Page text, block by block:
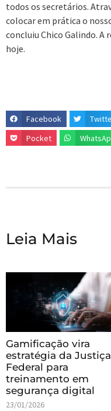
todos os secretários.
colocar em prática o
concluiu Chico Galindo.
hoje.
Facebook
Pocket
Leia Mais
Gamificação vira
estratégia da Justiça
Federal para
treinamento em
segurança digital
23/01/2026